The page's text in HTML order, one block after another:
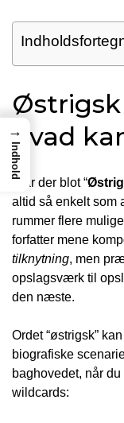
hvad
Står der blot “
altid så enkelt som
rummer flere
forfatter mene
tilknytning, men
opslagsværk til
den næste.
Ordet “østrigsk”
biografiske
baghovedet, når
wildcards:
→
Indhold